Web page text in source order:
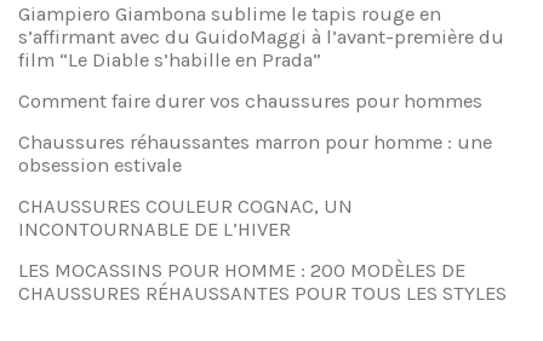
Giampiero Giambona sublime le tapis rouge en
s’affirmant avec du GuidoMaggi à l’avant-première du
film “Le Diable s’habille en Prada”
Comment faire durer vos chaussures pour hommes
Chaussures réhaussantes marron pour homme : une
obsession estivale
CHAUSSURES COULEUR COGNAC, UN
INCONTOURNABLE DE L’HIVER
LES MOCASSINS POUR HOMME : 200 MODÈLES DE
CHAUSSURES RÉHAUSSANTES POUR TOUS LES STYLES